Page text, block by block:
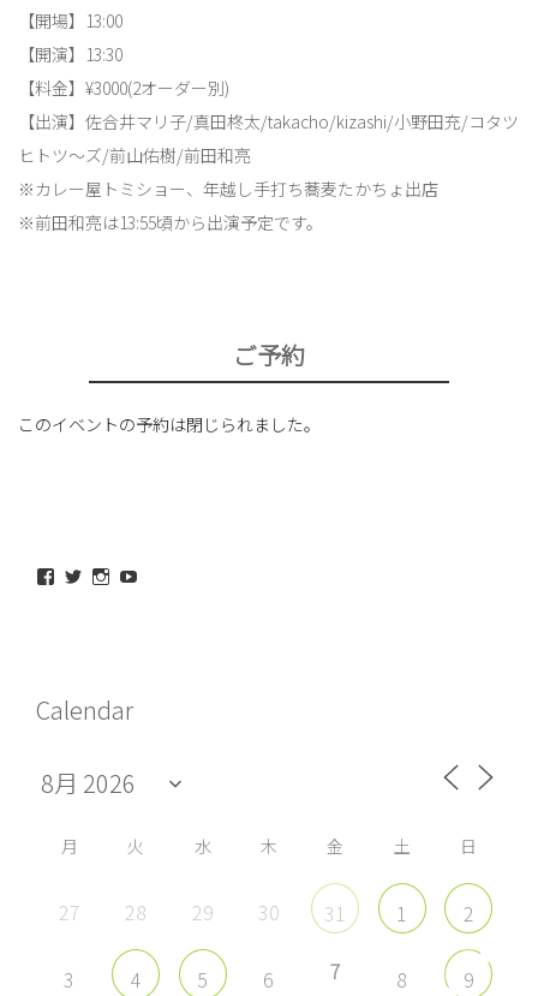
【開場】13:00
【開演】13:30
【料金】¥3000(2オーダー別)
【出演】佐合井マリ子/真田柊太/takacho/kizashi/小野田充/コタツ
ヒトツ〜ズ/前山佑樹/前田和亮
※カレー屋トミショー、年越し手打ち蕎麦たかちょ出店
※前田和亮は13:55頃から出演予定です。
ご予約
このイベントの予約は閉じられました。
maeda_kazuaki@me.com
ィ
ー
を
Facebook
示
maedakazuaki
さ
ィ
ー
を
Twitter
maede_kazuaki
ィ
ー
を
Instagram
YouTube
示
Calendar
月 火 水 木 金 土 日
27 28 29 30 31 1 2
3 4 5 6 7 8 9